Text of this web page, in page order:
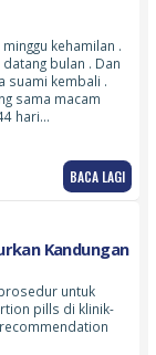
kehamilan .
bulan . Dan
suami kembali .
sama macam
hari…
BACA LAGI
Kandungan
untuk
pills di klinik-